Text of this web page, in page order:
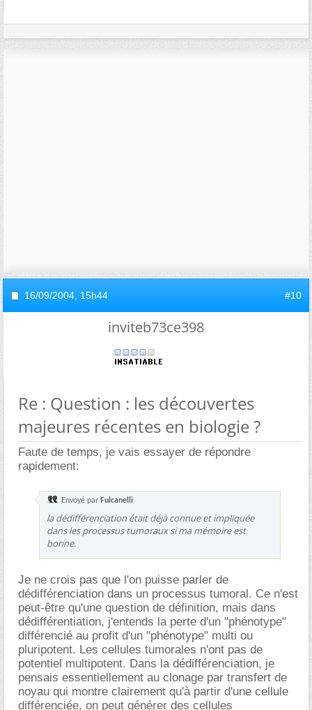
16/09/2004, 15h44 #10
inviteb73ce398
Re : Question : les découvertes
majeures récentes en biologie ?
Faute de temps, je vais essayer de répondre
rapidement:
Envoyé par Fulcanelli
la dédifférenciation était déjà connue et impliquée
dans les processus tumoraux si ma mémoire est
bonne.
Je ne crois pas que l'on puisse parler de
dédifférenciation dans un processus tumoral. Ce n'est
peut-être qu'une question de définition, mais dans
dédifférentiation, j'entends la perte d'un "phénotype"
différencié au profit d'un "phénotype" multi ou
pluripotent. Les cellules tumorales n'ont pas de
potentiel multipotent. Dans la dédifférenciation, je
pensais essentiellement au clonage par transfert de
noyau qui montre clairement qu'à partir d'une cellule
différenciée, on peut générer des cellules